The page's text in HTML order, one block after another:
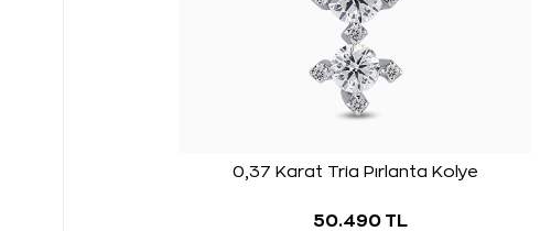
0,37 Karat Tria Pırlanta Kolye
50.490 TL